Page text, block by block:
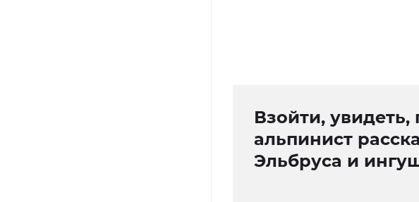
Взойти,
альпинист
Эльбруса и